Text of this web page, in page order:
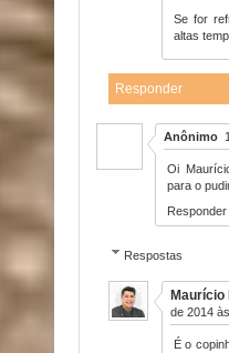
Se for
altas
Responder
Anônimo
Oi
para o
Responder
Respostas
Maurício
de 2014
É o